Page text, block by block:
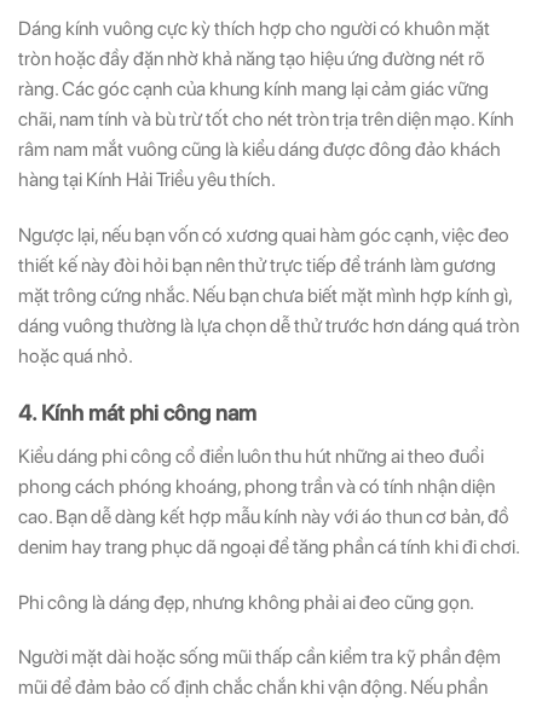
Dáng kính vuông cực kỳ thích hợp cho người có khuôn mặt
tròn hoặc đầy đặn nhờ khả năng tạo hiệu ứng đường nét rõ
ràng. Các góc cạnh của khung kính mang lại cảm giác vững
chãi, nam tính và bù trừ tốt cho nét tròn trịa trên diện mạo. Kính
râm nam mắt vuông cũng là kiểu dáng được đông đảo khách
hàng tại Kính Hải Triều yêu thích.
Ngược lại, nếu bạn vốn có xương quai hàm góc cạnh, việc đeo
thiết kế này đòi hỏi bạn nên thử trực tiếp để tránh làm gương
mặt trông cứng nhắc. Nếu bạn chưa biết mặt mình hợp kính gì,
dáng vuông thường là lựa chọn dễ thử trước hơn dáng quá tròn
hoặc quá nhỏ.
4. Kính mát phi công nam
Kiểu dáng phi công cổ điển luôn thu hút những ai theo đuổi
phong cách phóng khoáng, phong trần và có tính nhận diện
cao. Bạn dễ dàng kết hợp mẫu kính này với áo thun cơ bản, đồ
denim hay trang phục dã ngoại để tăng phần cá tính khi đi chơi.
Phi công là dáng đẹp, nhưng không phải ai đeo cũng gọn.
Người mặt dài hoặc sống mũi thấp cần kiểm tra kỹ phần đệm
mũi để đảm bảo cố định chắc chắn khi vận động. Nếu phần